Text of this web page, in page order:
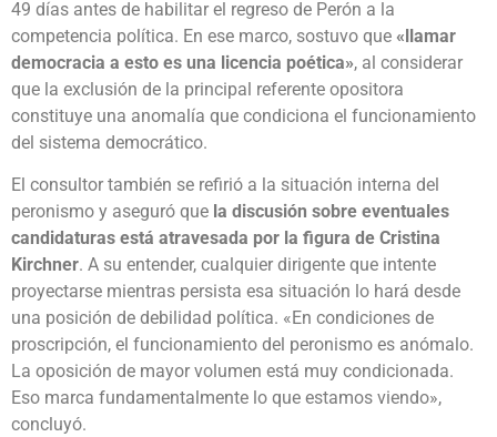
49 días antes de habilitar el regreso de Perón a la
competencia política. En ese marco, sostuvo que «llamar
democracia a esto es una licencia poética», al considerar
que la exclusión de la principal referente opositora
constituye una anomalía que condiciona el funcionamiento
del sistema democrático.
El consultor también se refirió a la situación interna del
peronismo y aseguró que la discusión sobre eventuales
candidaturas está atravesada por la figura de Cristina
Kirchner. A su entender, cualquier dirigente que intente
proyectarse mientras persista esa situación lo hará desde
una posición de debilidad política. «En condiciones de
proscripción, el funcionamiento del peronismo es anómalo.
La oposición de mayor volumen está muy condicionada.
Eso marca fundamentalmente lo que estamos viendo»,
concluyó.